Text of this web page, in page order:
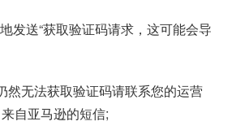
发送“获取验证码请求，这可能会导
然无法获取验证码请联系您的运营
自亚马逊的短信;